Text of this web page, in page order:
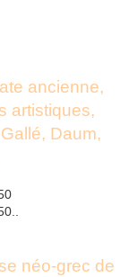
ancienne,
artistiques,
Daum,
néo-grec de